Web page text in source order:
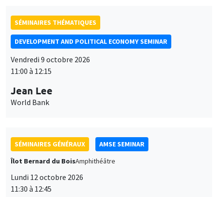
SÉMINAIRES THÉMATIQUES
DEVELOPMENT AND POLITICAL ECONOMY SEMINAR
Vendredi 9 octobre 2026
11:00 à 12:15
Jean Lee
World Bank
SÉMINAIRES GÉNÉRAUX
AMSE SEMINAR
Îlot Bernard du Bois
Amphithéâtre
Lundi 12 octobre 2026
11:30 à 12:45